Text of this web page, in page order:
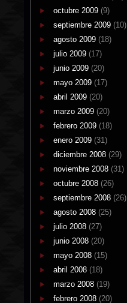
octubre 2009 (9)
septiembre 2009 (10)
agosto 2009 (18)
julio 2009 (17)
junio 2009 (20)
mayo 2009 (17)
abril 2009 (20)
marzo 2009 (20)
febrero 2009 (18)
enero 2009 (31)
diciembre 2008 (29)
noviembre 2008 (31)
octubre 2008 (26)
septiembre 2008 (26)
agosto 2008 (25)
julio 2008 (27)
junio 2008 (20)
mayo 2008 (15)
abril 2008 (18)
marzo 2008 (19)
febrero 2008 (20)